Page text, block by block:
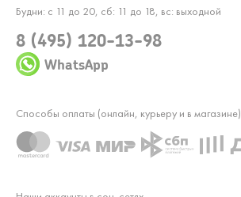
Будни: с 11 до 20, сб: 11 до 18, вс: выходной
8 (495) 120-13-98
WhatsApp
Способы оплаты (онлайн, курьеру и в магазине)